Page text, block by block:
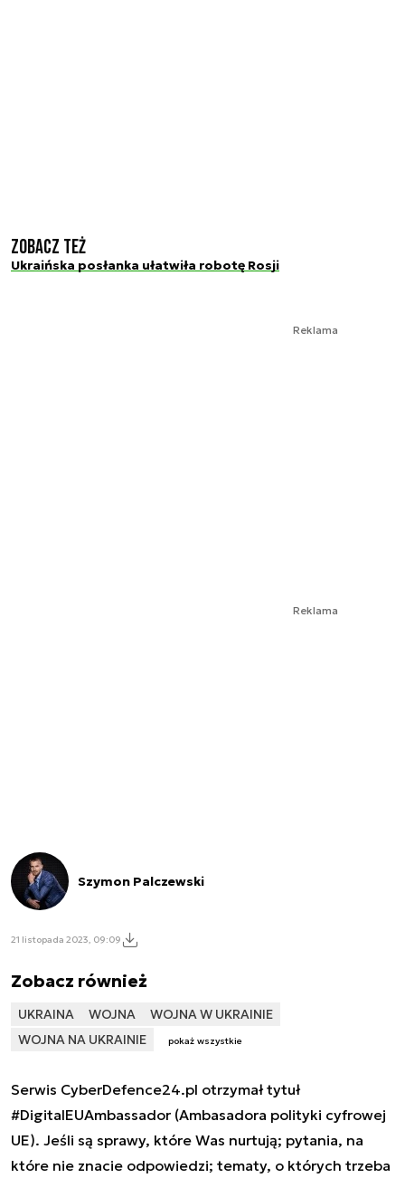
Zobacz też
Ukraińska posłanka ułatwiła robotę Rosji
Reklama
Reklama
Szymon Palczewski
21 listopada 2023, 09:09
Zobacz również
UKRAINA WOJNA
WOJNA W UKRAINIE
WOJNA NA UKRAINIE
pokaż wszystkie
Serwis CyberDefence24.pl otrzymał tytuł
#DigitalEUAmbassador (Ambasadora polityki cyfrowej
UE). Jeśli są sprawy, które Was nurtują; pytania, na
które nie znacie odpowiedzi; tematy, o których trzeba